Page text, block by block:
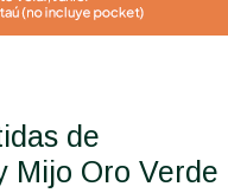
Mijo Oro Verde